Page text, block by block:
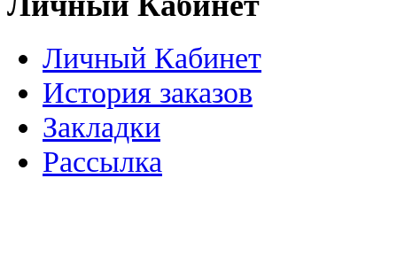
Личный Кабинет
История заказов
Закладки
Рассылка